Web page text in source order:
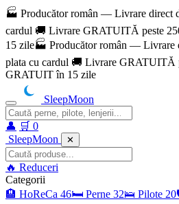
🏭 Producător român — Livrare direct
cardul 🚚 Livrare GRATUITĂ peste
15 zile🏭 Producător român — Livrare
plata cu cardul 🚚 Livrare GRATUITĂ
GRATUIT în 15 zile
SleepMoon
👤 🛒 0
SleepMoon
✕
🔥 Reduceri
Categorii
🏨 HoReCa 46🛏️ Perne 32🛌 Pilote 20